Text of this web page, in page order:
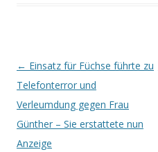
Artikel-Navigation
← Einsatz für Füchse führte zu
Telefonterror und
Verleumdung gegen Frau
Günther – Sie erstattete nun
Anzeige